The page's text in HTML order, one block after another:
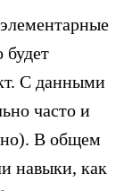
С данными
часто и
В общем
навыки, как